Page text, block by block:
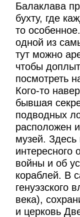
Балаклава
бухту, где
то
одной из
тут можно
чтобы
посмотреть
Кого-то
бывшая
подводных
расположен
музей. Здесь
интересного
войны и об
кораблей. В
генуэзского
века),
и церковь